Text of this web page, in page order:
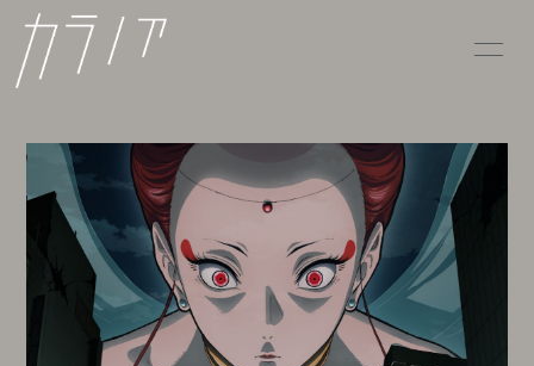
SCHEDULE PROFILE
VIDEO DISCOGRAPHY
CONTACT